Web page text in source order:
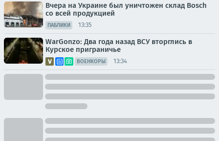
Вчера на Украине был уничтожен склад Bosch
со всей продукцией
ПАБЛИКИ 13:35
WarGonzo: Два года назад ВСУ вторглись в
Курское приграничье
ВОЕНКОРЫ 13:34